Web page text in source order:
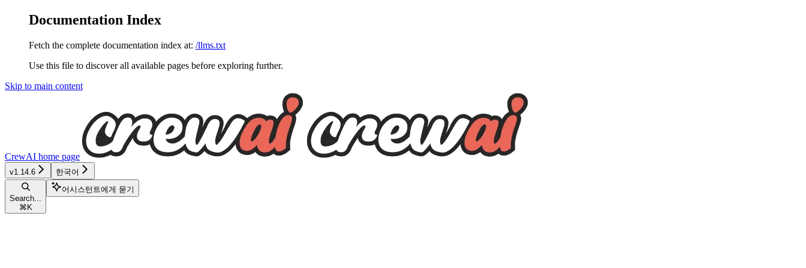
Documentation Index
Fetch the complete documentation index at: /llms.txt
Use this file to discover all available pages before exploring further.
Skip to main content
CrewAI home page
v1.14.6 한국어
Search...
⌘ K
어시스턴트에게 묻기